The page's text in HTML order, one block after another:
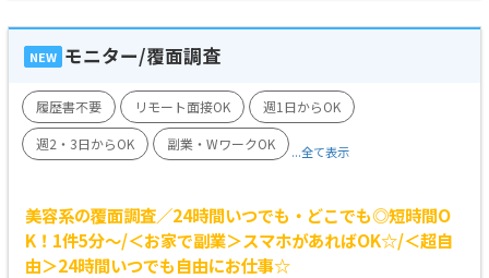
NEW モニター/覆面調査
履歴書不要 リモート面接OK
週1日からOK
週2・3日からOK
副業・WワークOK ...全て表示
美容系の覆面調査／24時間いつでも・どこでも◎短時間O
K！1件5分～/＜お家で副業＞スマホがあればOK☆/＜超自
由＞24時間いつでも自由にお仕事☆